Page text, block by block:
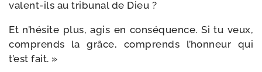
valent-​ils au tri­bu­nal de Dieu ?
Et n’hésite plus, agis en consé­quence. Si tu veux,
com­prends la grâce, com­prends l’honneur qui
t’est fait. »